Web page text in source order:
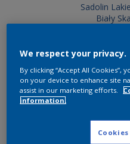
Sadolin
Biały
We respect your privacy.
By clicking “Accept All
on your device to enhance site
assist in our marketing efforts.
information.